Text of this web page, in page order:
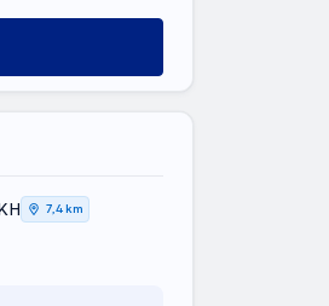
7,4 km